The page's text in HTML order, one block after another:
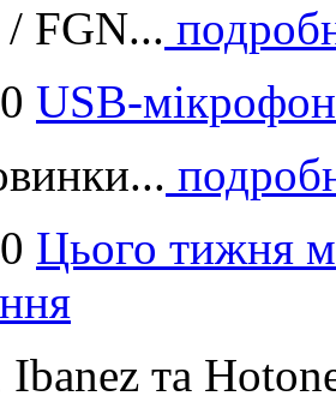
FGN...
USB-
Цього тижня
та